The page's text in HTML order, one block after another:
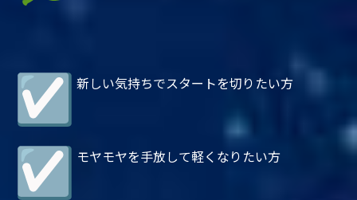
新しい気持ちでスタートを切りたい方
モヤモヤを手放して軽くなりたい方